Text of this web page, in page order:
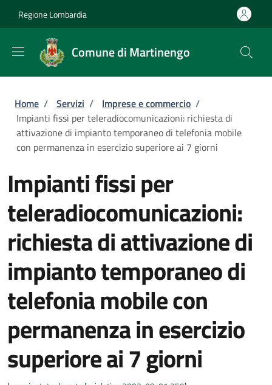
Regione Lombardia
Comune di Martinengo
Briciole di pane
Home / Servizi / Imprese e commercio /
Impianti fissi per teleradiocomunicazioni: richiesta di
attivazione di impianto temporaneo di telefonia mobile
con permanenza in esercizio superiore ai 7 giorni
Impianti fissi per
teleradiocomunicazioni:
richiesta di attivazione di
impianto temporaneo di
telefonia mobile con
permanenza in esercizio
superiore ai 7 giorni